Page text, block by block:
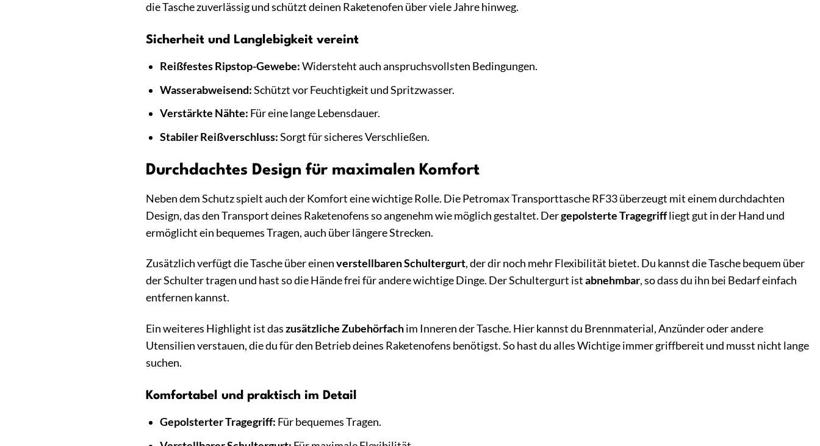
die Tasche zuverlässig und schützt deinen Raketenofen über viele Jahre hinweg.
Sicherheit und Langlebigkeit vereint
Reißfestes Ripstop-Gewebe:Widersteht auch anspruchsvollsten Bedingungen.
Wasserabweisend:Schützt vor Feuchtigkeit und Spritzwasser.
Verstärkte Nähte: Für eine lange Lebensdauer.
Stabiler Reißverschluss:Sorgt für sicheres Verschließen.
Durchdachtes Design für maximalen Komfort
Neben dem Schutz spielt auch der Komfort eine wichtige Rolle. Die Petromax Transporttasche RF33 überzeugt mit einem durchdachten
Design, das den Transport deines Raketenofens so angenehm wie möglich gestaltet. Dergepolsterte Tragegriffliegt gut in der Hand und
ermöglicht ein bequemes Tragen, auch über längere Strecken.
Zusätzlich verfügt die Tasche über einenverstellbaren Schultergurt, der dir noch mehr Flexibilität bietet. Du kannst die Tasche bequem über
der Schulter tragen und hast so die Hände frei für andere wichtige Dinge. Der Schultergurt istabnehmbar, so dass du ihn bei Bedarf einfach
entfernen kannst.
Ein weiteres Highlight ist daszusätzliche Zubehörfachim Inneren der Tasche. Hier kannst du Brennmaterial, Anzünder oder andere
Utensilien verstauen, die du für den Betrieb deines Raketenofens benötigst. So hast du alles Wichtige immer griffbereit und musst nicht lange
suchen.
Komfortabel und praktisch im Detail
Gepolsterter Tragegriff: Für bequemes Tragen.